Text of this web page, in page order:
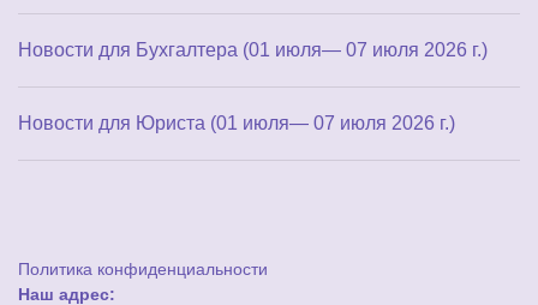
Новости для Бухгалтера (01 июля— 07 июля 2026 г.)
Новости для Юриста (01 июля— 07 июля 2026 г.)
Политика конфиденциальности
Наш адрес: